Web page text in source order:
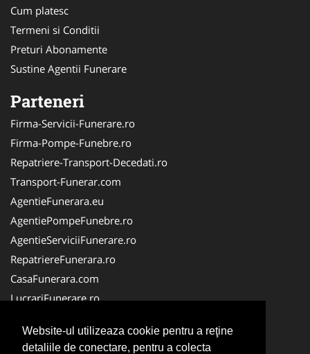
Website-ul utilizeaza cookie pentru a reţine
detaliile de conectare, pentru a colecta
Cum platesc
Termeni si Conditii
Preturi Abonamente
Sustine Agentii Funerare
Parteneri
Firma-Servicii-Funerare.ro
Firma-Pompe-Funebre.ro
Repatriere-Transport-Decedati.ro
Transport-Funerar.com
AgentieFunerara.eu
AgentiePompeFunebre.ro
AgentieServiciiFunerare.ro
RepatriereFunerara.ro
CasaFunerara.com
LucrariFunerare.ro
ParastasesiPomeni.ro